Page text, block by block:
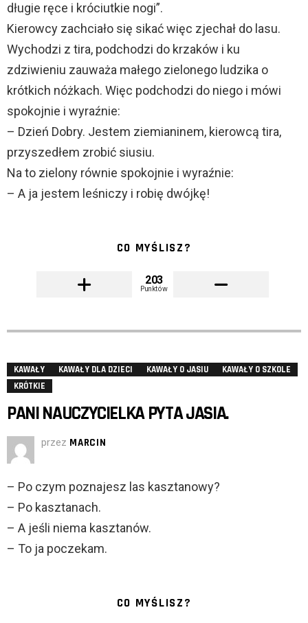
długie ręce i króciutkie nogi”.
Kierowcy zachciało się sikać więc zjechał do lasu.
Wychodzi z tira, podchodzi do krzaków i ku
zdziwieniu zauważa małego zielonego ludzika o
krótkich nóżkach. Więc podchodzi do niego i mówi
spokojnie i wyraźnie:
– Dzień Dobry. Jestem ziemianinem, kierowcą tira,
przyszedłem zrobić siusiu.
Na to zielony równie spokojnie i wyraźnie:
– A ja jestem leśniczy i robię dwójkę!
CO MYŚLISZ?
203
Punktów
KAWAŁY KAWAŁY DLA DZIECI KAWAŁY O JASIU
KAWAŁY O SZKOLE
KRÓTKIE
PANI NAUCZYCIELKA PYTA JASIA.
przez MARCIN
– Po czym poznajesz las kasztanowy?
– Po kasztanach.
– A jeśli niema kasztanów.
– To ja poczekam.
CO MYŚLISZ?